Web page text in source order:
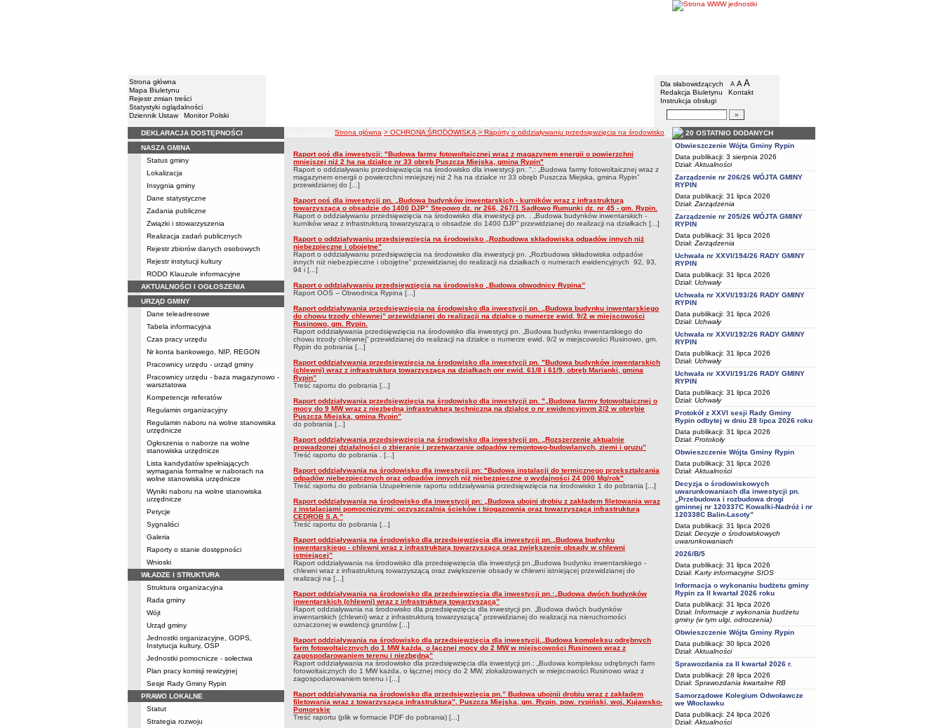
Strona główna
Mapa Biuletynu
Rejestr zmian treści
Statystyki oglądalności
Dziennik Ustaw
Monitor Polski
Gmina Rypin
Menu dodatkowe
Dla słabowidzących A pomniejsz czcionkę
A standardowy rozmiar czcionki
A
Redakcja Biuletynu
Kontakt
Instrukcja obsługi
Wyszukiwarka artykułów
Menu
DEKLARACJA DOSTĘPNOŚCI
NASZA GMINA
Status gminy
Lokalizacja
Insygnia gminy
Dane statystyczne
Zadania publiczne
Związki i stowarzyszenia
Realizacja zadań publicznych
Rejestr zbiorów danych osobowych
Rejestr instytucji kultury
RODO Klauzule informacyjne
AKTUALNOŚCI I OGŁOSZENIA
URZĄD GMINY
Dane teleadresowe
Tabela informacyjna
Czas pracy urzędu
Nr konta bankowego, NIP, REGON
Pracownicy urzędu - urząd gminy
Pracownicy urzędu - baza magazynowo -
warsztatowa
Kompetencje referatów
Regulamin organizacyjny
Regulamin naboru na wolne stanowiska
urzędnicze
Ogłoszenia o naborze na wolne
stanowiska urzędnicze
Lista kandydatów spełniających
wymagania formalne w naborach na
wolne stanowiska urzędnicze
Wyniki naboru na wolne stanowiska
urzędnicze
Petycje
Sygnaliści
Galeria
Raporty o stanie dostępności
Wnioski
WŁADZE I STRUKTURA
Struktura organizacyjna
Rada gminy
Wójt
Urząd gminy
Jednostki organizacyjne, GOPS,
Instytucja kultury, OSP
Jednostki pomocnicze - sołectwa
Plan pracy komisji rewizyjnej
Sesje Rady Gminy Rypin
PRAWO LOKALNE
Statut
Strategia rozwoju
ścieżka nawigacji
Strona główna > OCHRONA ŚRODOWISKA > Raporty o oddziaływaniu przedsięwzięcia na środowisko
Raporty o oddziaływaniu przedsięwzięcia na środowisko
Raporty o oddziaływaniu przedsięwzięcia na środowisko
Raport ooś dla inwestycji: "Budowa farmy fotowoltaicznej wraz z magazynem energii o powierzchni
mniejszej niż 2 ha na działce nr 33 obręb Puszcza Miejska, gmina Rypin"
Raport o oddziaływaniu przedsięwzięcia na środowisko dla inwestycji pn. ".: „Budowa farmy fotowoltaicznej wraz z
magazynem energii o powierzchni mniejszej niż 2 ha na działce nr 33 obręb Puszcza Miejska, gmina Rypin”
przewidzianej do [...]
Raport ooś dla inwestycji pn. „Budowa budynków inwentarskich - kurników wraz z infrastrukturą
towarzyszącą o obsadzie do 1400 DJP” Stępowo dz. nr 266, 267/1 Sadłowo Rumunki dz. nr 45 - gm. Rypin.
Raport o oddziaływaniu przedsięwzięcia na środowisko dla inwestycji pn. . „Budowa budynków inwentarskich -
kurników wraz z infrastrukturą towarzyszącą o obsadzie do 1400 DJP” przewidzianej do realizacji na działkach [...]
Raport o oddziaływaniu przedsięwzięcia na środowisko „Rozbudowa składowiska odpadów innych niż
niebezpieczne i obojętne”
Raport o oddziaływaniu przedsięwzięcia na środowisko dla inwestycji pn. „Rozbudowa składowiska odpadów
innych niż niebezpieczne i obojętne” przewidzianej do realizacji na działkach o numerach ewidencyjnych 92, 93,
94 i [...]
Raport o oddziaływaniu przedsięwzięcia na środowisko „Budowa obwodnicy Rypina”
Raport OOŚ -- Obwodnica Rypina [...]
Raport oddziaływania przedsięwzięcia na środowisko dla inwestycji pn. „Budowa budynku inwentarskiego
do chowu trzody chlewnej” przewidzianej do realizacji na działce o numerze ewid. 9/2 w miejscowości
Rusinowo, gm. Rypin.
Raport oddziaływania przedsięwzięcia na środowisko dla inwestycji pn. „Budowa budynku inwentarskiego do
chowu trzody chlewnej” przewidzianej do realizacji na działce o numerze ewid. 9/2 w miejscowości Rusinowo, gm.
Rypin do pobrania [...]
Raport oddziaływania przedsięwzięcia na środowisko dla inwestycji pn. "Budowa budynków inwentarskich
(chlewni) wraz z infrastrukturą towarzyszącą na działkach onr ewid. 61/8 i 61/9, obręb Marianki, gmina
Rypin”
Treść raportu do pobrania [...]
Raport oddziaływania przedsięwzięcia na środowisko dla inwestycji pn. "„Budowa farmy fotowoltaicznej o
mocy do 9 MW wraz z niezbędną infrastrukturą techniczną na działce o nr ewidencyjnym 2/2 w obrębie
Puszcza Miejska, gmina Rypin”
do pobrania [...]
Raport oddziaływania przedsięwzięcia na środowisko dla inwestycji pn. „Rozszerzenie aktualnie
prowadzonej działalności o zbieranie i przetwarzanie odpadów remontowo-budowlanych, ziemi i gruzu”
Treść raportu do pobrania . [...]
Raport oddziaływania na środowisko dla inwestycji pn: "Budowa instalacji do termicznego przekształcania
odpadów niebezpiecznych oraz odpadów innych niż niebezpieczne o wydajności 24 000 Mg/rok"
Treść raportu do pobrania Uzupełnienie raportu oddziaływania przedsięwzięcia na środowisko 1 do pobrania [...]
Raport oddziaływania na środowisko dla inwestycji pn: „Budowa ubojni drobiu z zakładem filetowania wraz
z instalacjami pomocniczymi: oczyszczalnią ścieków i biogazownią oraz towarzyszącą infrastrukturą
CEDROB S.A.”
Treść raportu do pobrania [...]
Raport oddziaływania na środowisko dla przedsięwzięcia dla inwestycji pn.„Budowa budynku
inwentarskiego - chlewni wraz z infrastrukturą towarzyszącą oraz zwiększenie obsady w chlewni
istniejącej”
Raport oddziaływania na środowisko dla przedsięwzięcia dla inwestycji pn.„Budowa budynku inwentarskiego -
chlewni wraz z infrastrukturą towarzyszącą oraz zwiększenie obsady w chlewni istniejącej przewidzianej do
realizacji na [...]
Raport oddziaływania na środowisko dla przedsięwzięcia dla inwestycji pn.:„Budowa dwóch budynków
inwentarskich (chlewni) wraz z infrastrukturą towarzyszącą”
Raport oddziaływania na środowisko dla przedsięwzięcia dla inwestycji pn. „Budowa dwóch budynków
inwentarskich (chlewni) wraz z infrastrukturą towarzyszącą” przewidzianej do realizacji na nieruchomości
oznaczonej w ewidencji gruntów [...]
Raport oddziaływania na środowisko dla przedsięwzięcia dla inwestycji.„Budowa kompleksu odrębnych
farm fotowoltaicznych do 1 MW każda, o łącznej mocy do 2 MW w miejscowości Rusinowo wraz z
zagospodarowaniem terenu i niezbędną”
Raport oddziaływania na środowisko dla przedsięwzięcia dla inwestycji pn.: „Budowa kompleksu odrębnych farm
fotowoltaicznych do 1 MW każda, o łącznej mocy do 2 MW, zlokalizowanych w miejscowości Rusinowo wraz z
zagospodarowaniem terenu i [...]
Raport oddziaływania na środowisko dla przedsięwzięcia pn.” Budowa ubojnii drobiu wraz z zakładem
filetowania wraz z towarzyszącą infrastrukturą”, Puszcza Miejska, gm. Rypin, pow. rypiński, woj. Kujawsko-
Pomorskie
Treść raportu (plik w formacie PDF do pobrania) [...]
20 OSTATNIO DODANYCH
Obwieszczenie Wójta Gminy Rypin
Data publikacji: 3 sierpnia 2026
Dział: Aktualności
Zarządzenie nr 206/26 WÓJTA GMINY
RYPIN
Data publikacji: 31 lipca 2026
Dział: Zarządzenia
Zarządzenie nr 205/26 WÓJTA GMINY
RYPIN
Data publikacji: 31 lipca 2026
Dział: Zarządzenia
Uchwała nr XXVI/194/26 RADY GMINY
RYPIN
Data publikacji: 31 lipca 2026
Dział: Uchwały
Uchwała nr XXVI/193/26 RADY GMINY
RYPIN
Data publikacji: 31 lipca 2026
Dział: Uchwały
Uchwała nr XXVI/192/26 RADY GMINY
RYPIN
Data publikacji: 31 lipca 2026
Dział: Uchwały
Uchwała nr XXVI/191/26 RADY GMINY
RYPIN
Data publikacji: 31 lipca 2026
Dział: Uchwały
Protokół z XXVI sesji Rady Gminy
Rypin odbytej w dniu 28 lipca 2026 roku
Data publikacji: 31 lipca 2026
Dział: Protokoły
Obwieszczenie Wójta Gminy Rypin
Data publikacji: 31 lipca 2026
Dział: Aktualności
Decyzja o środowiskowych
uwarunkowaniach dla inwestycji pn.
„Przebudowa i rozbudowa drogi
gminnej nr 120337C Kowalki-Nadróż i nr
120338C Balin-Lasoty”
Data publikacji: 31 lipca 2026
Dział: Decyzje o środowiskowych
uwarunkowaniach
2026/B/5
Data publikacji: 31 lipca 2026
Dział: Karty informacyjne SIOS
Informacja o wykonaniu budżetu gminy
Rypin za II kwartał 2026 roku
Data publikacji: 31 lipca 2026
Dział: Informacje z wykonania budżetu
gminy (w tym ulgi, odroczenia)
Obwieszczenie Wójta Gminy Rypin
Data publikacji: 30 lipca 2026
Dział: Aktualności
Sprawozdania za II kwartał 2026 r.
Data publikacji: 28 lipca 2026
Dział: Sprawozdania kwartalne RB
Samorządowe Kolegium Odwoławcze
we Włocławku
Data publikacji: 24 lipca 2026
Dział: Aktualności